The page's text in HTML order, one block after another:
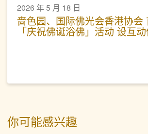
2026 年 5 月 18 日
啬色园、国际佛光会香港协会
「庆祝佛诞浴佛」活动 设互
你可能感兴趣